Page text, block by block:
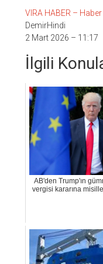
VIRA HABER – Haber
DemirHindi
2 Mart 2026 – 11:17
İlgili
AB'den Trump'ın
vergisi kararına